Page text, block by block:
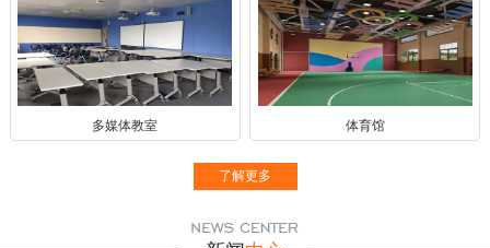
多媒体教室 体育馆
了解更多